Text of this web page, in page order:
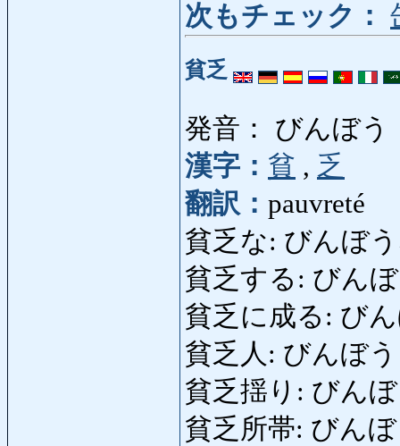
次もチェック：
貧乏
発音： びんぼう
漢字： 貧 , 乏
翻訳： pauvreté
貧乏な: びんぼう
貧乏する: びんぼ
貧乏に成る: び
貧乏人: びんぼう
貧乏揺り: びんぼ
貧乏所帯: びん